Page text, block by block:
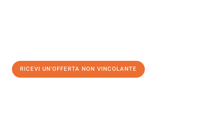
RICEVI UN'OFFERTA NON VINCOLANTE